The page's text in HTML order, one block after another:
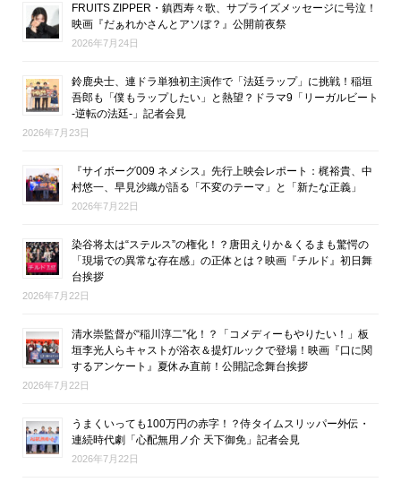
FRUITS ZIPPER・鎮西寿々歌、サプライズメッセージに号泣！
映画『だぁれかさんとアソぼ？』公開前夜祭
2026年7月24日
鈴鹿央士、連ドラ単独初主演作で「法廷ラップ」に挑戦！稲垣
吾郎も「僕もラップしたい」と熱望？ドラマ9「リーガルビート
-逆転の法廷-」記者会見
2026年7月23日
『サイボーグ009 ネメシス』先行上映会レポート：梶裕貴、中
村悠一、早見沙織が語る「不変のテーマ」と「新たな正義」
2026年7月22日
染谷将太は“ステルス”の権化！？唐田えりか＆くるまも驚愕の
「現場での異常な存在感」の正体とは？映画『チルド』初日舞
台挨拶
2026年7月22日
清水崇監督が“稲川淳二”化！？「コメディーもやりたい！」板
垣李光人らキャストが浴衣＆提灯ルックで登場！映画『口に関
するアンケート』夏休み直前！公開記念舞台挨拶
2026年7月22日
うまくいっても100万円の赤字！？侍タイムスリッパー外伝・
連続時代劇「心配無用ノ介 天下御免」記者会見
2026年7月22日